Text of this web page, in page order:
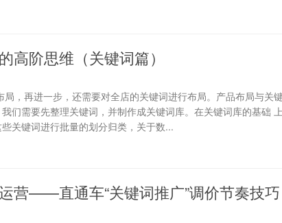
高阶思维（关键词篇）
，再进一步，还需要对全店的关键词进行布局。产品布局与关
们需要先整理关键词，并制作成关键词库。在关键词库的基础
关键词进行批量的划分归类，关于数...
营——直通车“关键词推广”调价节奏技巧